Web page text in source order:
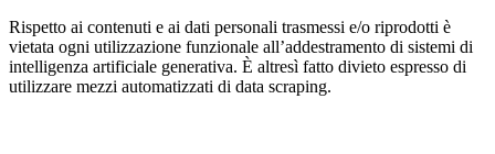
Rispetto ai contenuti e ai dati personali trasmessi e/o riprodotti è
vietata ogni utilizzazione funzionale all’addestramento di sistemi di
intelligenza artificiale generativa. È altresì fatto divieto espresso di
utilizzare mezzi automatizzati di data scraping.